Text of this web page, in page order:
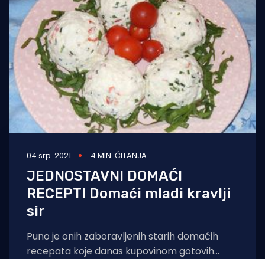
04 srp. 2021 4 MIN. ČITANJA
JEDNOSTAVNI DOMAĆI
RECEPTI Domaći mladi kravlji
sir
Puno je onih zaboravljenih starih domaćih
recepata koje danas kupovinom gotovih